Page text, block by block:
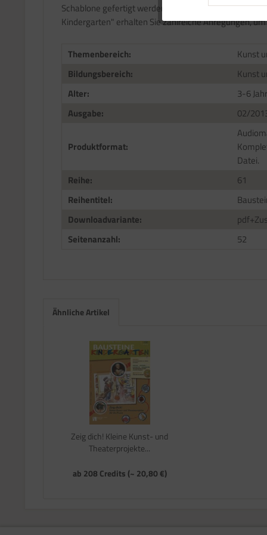
Schablone gefertigt werden kann. Diese Materialien
Kindergarten" erhalten Sie zahlreiche Anregungen,
Themenbereich:
Kunst
Bildungsbereich:
Kunst
Alter:
3-6
Ausgabe:
02/
Produktformat:
Datei.
Reihe:
61
Reihentitel:
Downloadvariante:
Seitenanzahl:
52
Ähnliche Artikel
Zeig dich! Kleine Kunst- und
Theaterprojekte...
ab 208 Credits (~ 20,80 €)